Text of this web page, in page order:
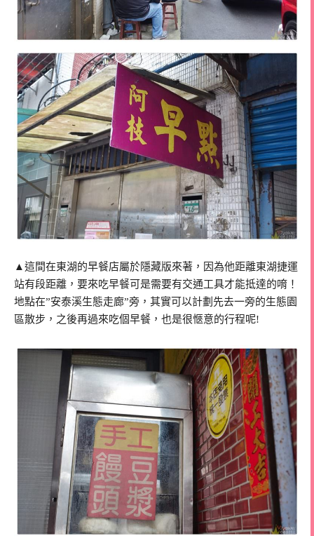
▲這間在東湖的早餐店屬於隱藏版來著，因為他距離東湖捷運
站有段距離，要來吃早餐可是需要有交通工具才能抵達的唷！
地點在”安泰溪生態走廊”旁，其實可以計劃先去一旁的生態園
區散步，之後再過來吃個早餐，也是很愜意的行程呢!